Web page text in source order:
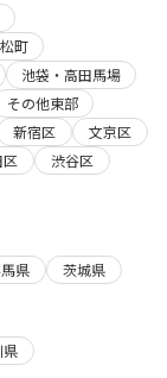
町
池袋・高田馬場
その他東部
新宿区
文京区
渋谷区
県
茨城県
県